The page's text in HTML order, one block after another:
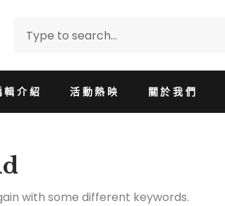
輯介紹 活動熱映 關於我們
with some different keywords.